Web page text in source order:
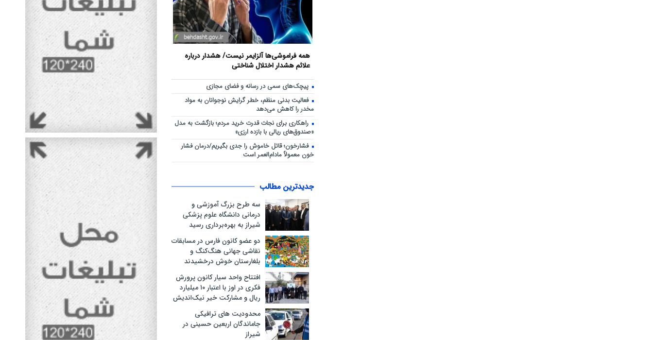
همه فراموشی‌ها آلزایمر نیست/ هشدار درباره
علائم هشدار اختلال شناختی
پیچک‌های سمی در رسانه و فضای مجازی
فعالیت بدنی منظم، خطر گرایش نوجوانان به مواد
مخدر را کاهش می‌دهد
راهکاری برای نجات قدرت خرید مردم؛ بازگشت به مدل
«صندوق‌های ریالی با بازده ارزی»
فشارخون؛ قاتل خاموش را جدی بگیریم/درمان فشار
خون معمولاً مادام‌العمر است
جدیدترین مطالب
سه طرح بزرگ آموزشی و
درمانی دانشگاه علوم پزشکی
شیراز به بهره‌برداری رسید
دو عضو کانون فارس در مسابقات
نقاشی جهانی هنگ‌کنگ و
بلغارستان خوش درخشیدند
افتتاح واحد سیار کانون پرورش
فکری در اوز با اعتبار ۱۰ میلیارد
ریال و مشارکت خیر نیک‌اندیش
محدودیت های ترافیکی
جاماندگان اربعین حسینی در
شیراز